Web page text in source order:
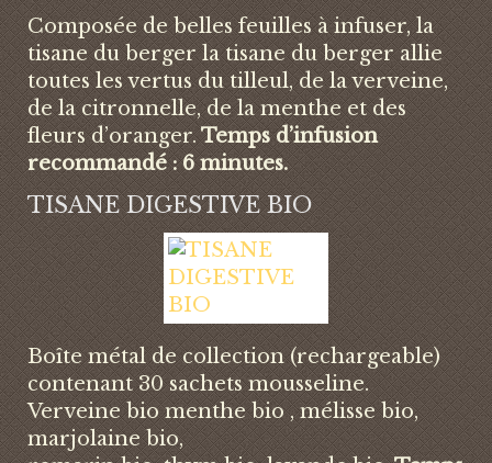
Composée de belles feuilles à infuser, la
tisane du berger la tisane du berger allie
toutes les vertus du tilleul, de la verveine,
de la citronnelle, de la menthe et des
fleurs d’oranger.Temps d’infusion
recommandé : 6 minutes.
TISANE DIGESTIVE BIO
Boîte métal de collection (rechargeable)
contenant 30 sachets mousseline.
Verveine bio menthe bio , mélisse bio,
marjolaine bio,